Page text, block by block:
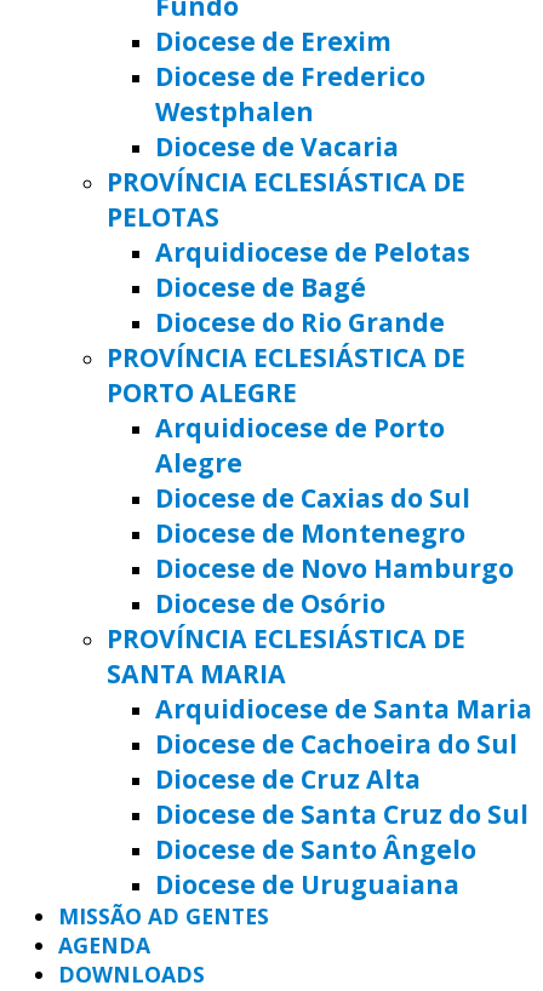
Diocese de Erexim
Diocese de Frederico
Westphalen
Diocese de Vacaria
PROVÍNCIA ECLESIÁSTICA DE
PELOTAS
Arquidiocese de Pelotas
Diocese de Bagé
Diocese do Rio Grande
PROVÍNCIA ECLESIÁSTICA DE
PORTO ALEGRE
Arquidiocese de Porto
Alegre
Diocese de Caxias do Sul
Diocese de Montenegro
Diocese de Novo Hamburgo
Diocese de Osório
PROVÍNCIA ECLESIÁSTICA DE
SANTA MARIA
Arquidiocese de Santa Maria
Diocese de Cachoeira do Sul
Diocese de Cruz Alta
Diocese de Santa Cruz do Sul
Diocese de Santo Ângelo
Diocese de Uruguaiana
MISSÃO AD GENTES
AGENDA
DOWNLOADS